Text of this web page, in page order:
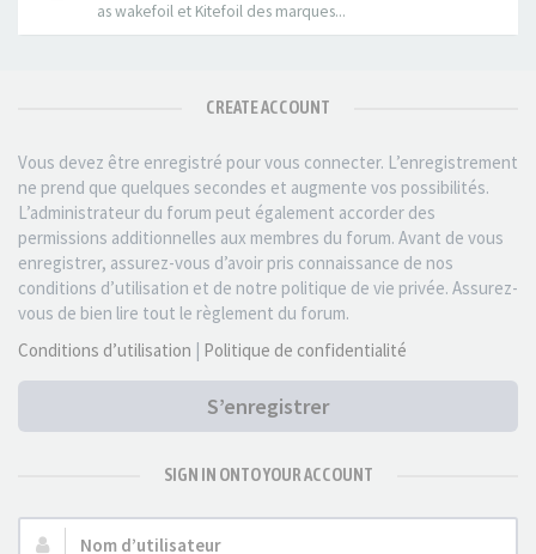
as wakefoil et Kitefoil des marques...
CREATE ACCOUNT
Vous devez être enregistré pour vous connecter. L’enregistrement
ne prend que quelques secondes et augmente vos possibilités.
L’administrateur du forum peut également accorder des
permissions additionnelles aux membres du forum. Avant de vous
enregistrer, assurez-vous d’avoir pris connaissance de nos
conditions d’utilisation et de notre politique de vie privée. Assurez-
vous de bien lire tout le règlement du forum.
Conditions d’utilisation | Politique de confidentialité
S’enregistrer
SIGN IN ONTO YOUR ACCOUNT
Nom